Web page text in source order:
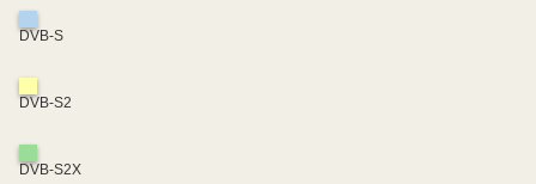
DVB-S
DVB-S2
DVB-S2X